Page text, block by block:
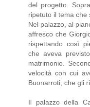
del progetto.
ripetuto il tema che
Nel palazzo, al
affresco che
rispettando così
che aveva
matrimonio.
velocità con cui
Buonarroti, che gli
Il palazzo della